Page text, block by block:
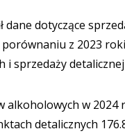
dane dotyczące
z 2023
sprzedaży detalicznej
w 2024
detalicznych